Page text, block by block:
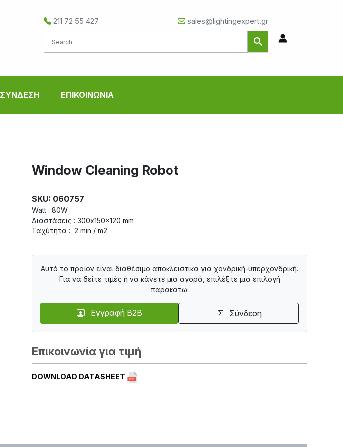
211 72 55 427 sales@lightingexpert.gr
ΣΥΝΔΕΣΗ ΕΠΙΚΟΙΝΩΝΙΑ
Window Cleaning Robot
Επικοινωνία για τιμή
SKU: 060757
Watt : 80W
Διαστάσεις : 300x150x120 mm
Ταχύτητα : 2 min / m2
DOWNLOAD DATASHEET
Αυτό το προϊόν είναι διαθέσιμο αποκλειστικά για χονδρική-υπερχονδρική.
Για να δείτε τιμές ή να κάνετε μια αγορά, επιλέξτε μια επιλογή
παρακάτω:
Εγγραφή B2B Σύνδεση